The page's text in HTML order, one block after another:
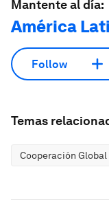
Mantente al día:
América
Follow
Temas
Cooperación Global